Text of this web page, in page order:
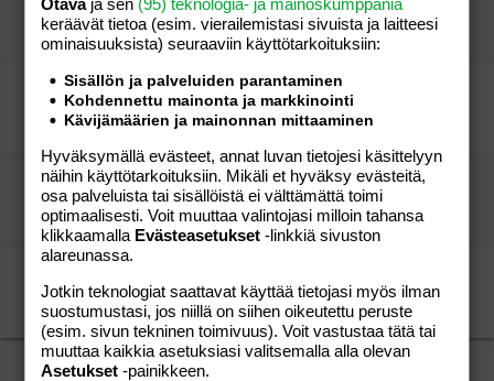
little pony
Perhe-elämä
Perhe-elämä
28.10.2007
little pony
Etsin ystävää pääkaupunkiseudulta
Annekat
Perhe-elämä
0
Perhe-elämä
12.03.2010
Annekat
Karkkiohjeita:
Jaanuska Perhe-elämä
2
Perhe-elämä
15.04.2026
vierailija
Jaanuska Perhe-elämä
0
Perhe-elämä
23.08.2005
Jaanuska
Otavaja sen (95) teknologia- ja mainoskumppania
keräävät tietoa (esim. vierailemis­tasi sivuista ja laitteesi
ominaisuuk­sista) seuraaviin käyttötarkoituksiin:
Sisällön ja palveluiden parantaminen
Kohdennettu mainonta ja markkinointi
Kävijämäärien ja mainonnan mittaaminen
Hyväksymällä evästeet, annat luvan tietojesi käsittelyyn
näihin käyttötarkoituksiin. Mikäli et hyväksy evästeitä,
osa palveluista tai sisällöistä ei välttämättä toimi
optimaalisesti. Voit muuttaa valintojasi milloin tahansa
klikkaamalla Evästeasetukset -linkkiä sivuston
alareunassa.
Jotkin teknologiat saattavat käyttää tietojasi myös ilman
suostumustasi, jos niillä on siihen oikeutettu peruste
(esim. sivun tekninen toimivuus). Voit vastustaa tätä tai
muuttaa kaikkia asetuksiasi valitsemalla alla olevan
Asetukset -painikkeen.